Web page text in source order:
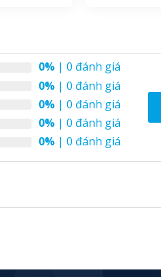
0% | 0 đánh giá
0% | 0 đánh giá
0% | 0 đánh giá
0% | 0 đánh giá
0% | 0 đánh giá